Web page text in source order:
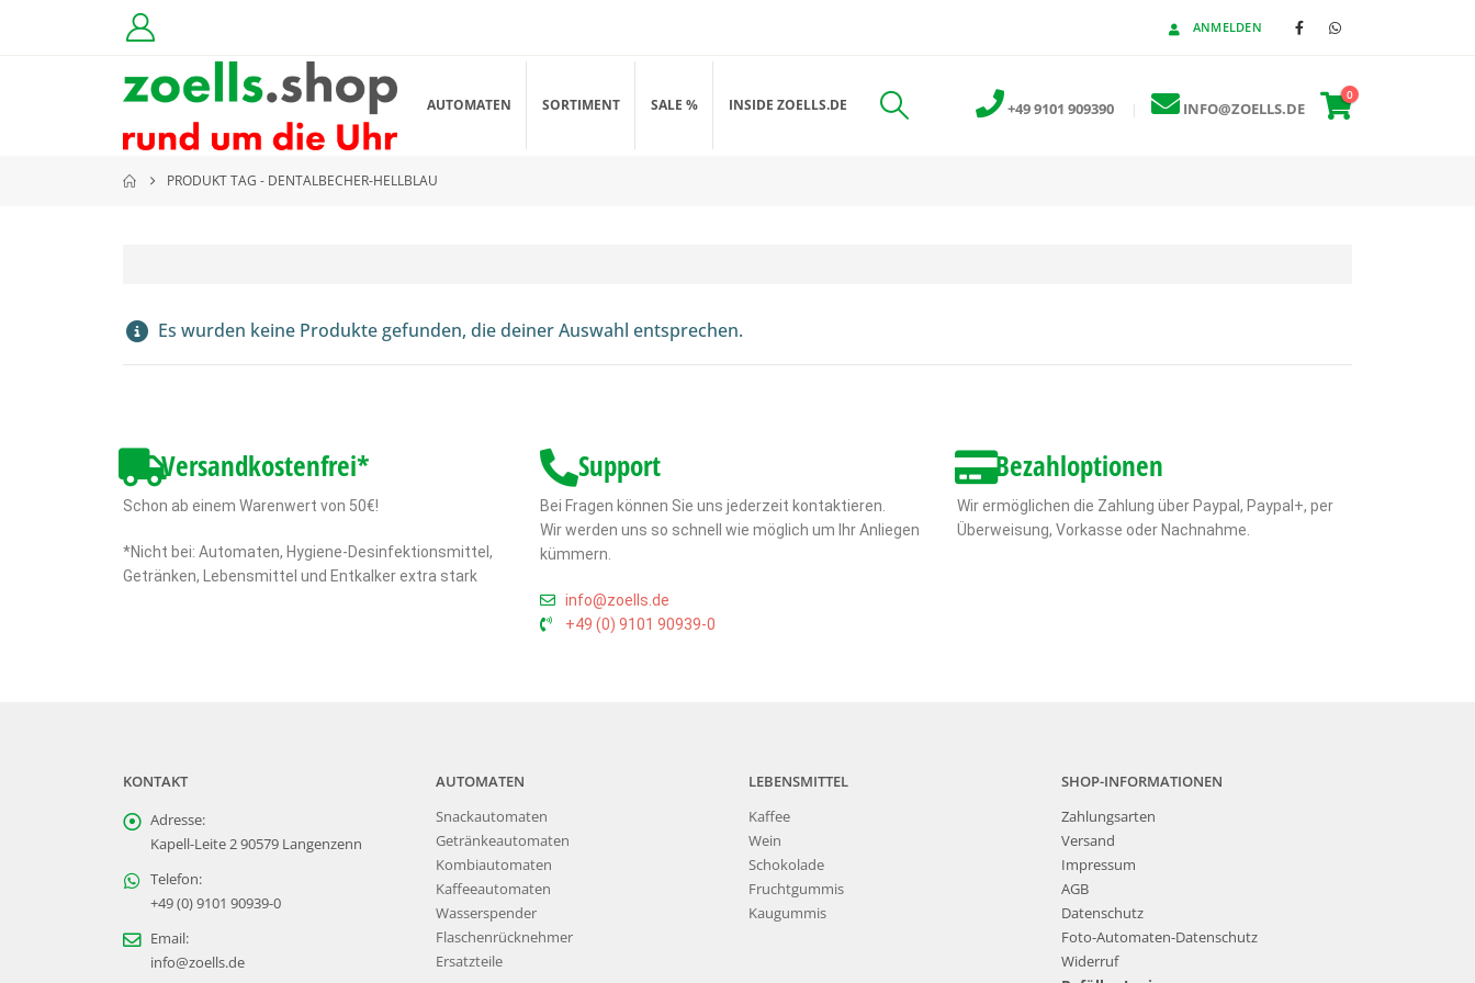
ANMELDEN
AUTOMATEN SORTIMENT SALE % INSIDE ZOELLS.DE +49 9101 909390 | INFO@ZOELLS.DE
0
PRODUKT TAG - DENTALBECHER-HELLBLAU
Es wurden keine Produkte gefunden, die deiner Auswahl entsprechen.
Versandkostenfrei*
Schon ab einem Warenwert von 50€!
*Nicht bei: Automaten, Hygiene-Desinfektionsmittel,
Getränken, Lebensmittel und Entkalker extra stark
Support
Bei Fragen können Sie uns jederzeit kontaktieren.
Wir werden uns so schnell wie möglich um Ihr Anliegen
kümmern.
info@zoells.de
+49 (0) 9101 90939-0
Bezahloptionen
Wir ermöglichen die Zahlung über Paypal, Paypal+, per
Überweisung, Vorkasse oder Nachnahme.
KONTAKT
Adresse:
Kapell-Leite 2 90579 Langenzenn
Telefon:
+49 (0) 9101 90939-0
Email:
info@zoells.de
AUTOMATEN
Snackautomaten
Getränkeautomaten
Kombiautomaten
Kaffeeautomaten
Wasserspender
Flaschenrücknehmer
Ersatzteile
LEBENSMITTEL
Kaffee
Wein
Schokolade
Fruchtgummis
Kaugummis
SHOP-INFORMATIONEN
Zahlungsarten
Versand
Impressum
AGB
Datenschutz
Foto-Automaten-Datenschutz
Widerruf